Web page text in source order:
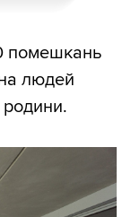
помешкань
людей
родини.